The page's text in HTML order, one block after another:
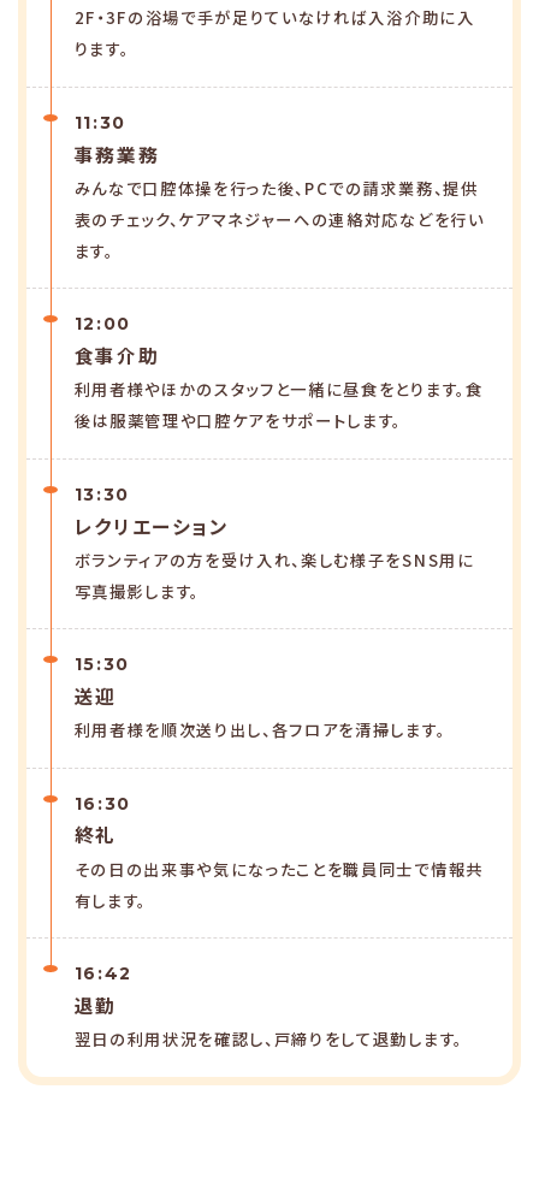
2F・3Fの浴場で手が足りていなければ入浴介助に入
ります。
11:30
事務業務
みんなで口腔体操を行った後、PCでの請求業務、提供
表のチェック、ケアマネジャーへの連絡対応などを行い
ます。
12:00
食事介助
利用者様やほかのスタッフと一緒に昼食をとります。食
後は服薬管理や口腔ケアをサポートします。
13:30
レクリエーション
ボランティアの方を受け入れ、楽しむ様子をSNS用に
写真撮影します。
15:30
送迎
利用者様を順次送り出し、各フロアを清掃します。
16:30
終礼
その日の出来事や気になったことを職員同士で情報共
有します。
16:42
退勤
翌日の利用状況を確認し、戸締りをして退勤します。